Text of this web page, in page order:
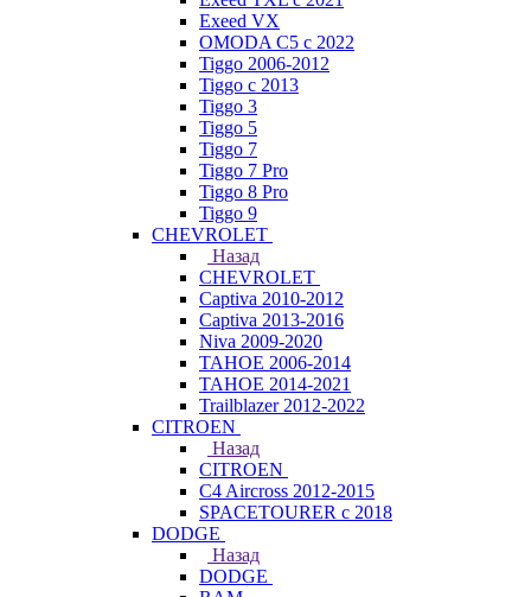
Exeed VX
OMODA C5 с 2022
Tiggo 2006-2012
Tiggo с 2013
Tiggo 3
Tiggo 5
Tiggo 7
Tiggo 7 Pro
Tiggo 8 Pro
Tiggo 9
CHEVROLET
Назад
CHEVROLET
Captiva 2010-2012
Captiva 2013-2016
Niva 2009-2020
TAHOE 2006-2014
TAHOE 2014-2021
Trailblazer 2012-2022
CITROEN
Назад
CITROEN
C4 Aircross 2012-2015
SPACETOURER с 2018
DODGE
Назад
DODGE